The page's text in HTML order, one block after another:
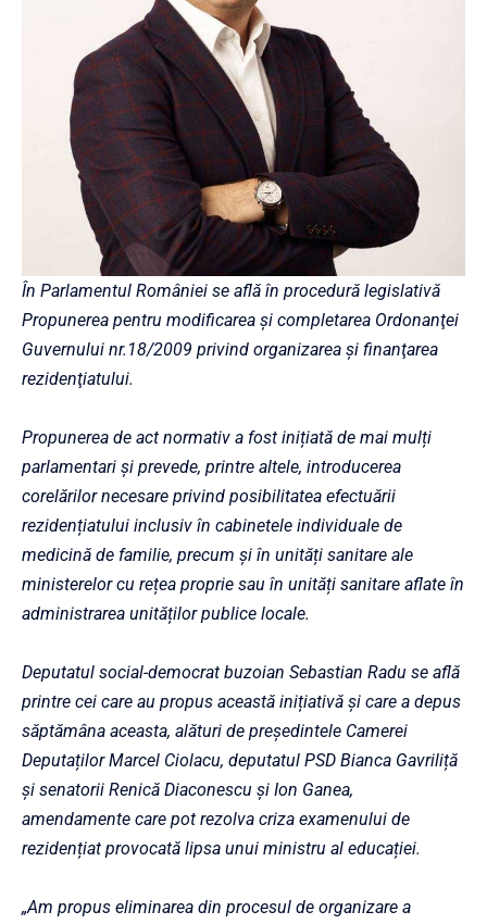
În Parlamentul României se află în procedură legislativă
Propunerea pentru modificarea şi completarea Ordonanţei
Guvernului nr.18/2009 privind organizarea şi finanţarea
rezidenţiatului.
Propunerea de act normativ a fost inițiată de mai mulți
parlamentari și prevede, printre altele, introducerea
corelărilor necesare privind posibilitatea efectuării
rezidențiatului inclusiv în cabinetele individuale de
medicină de familie, precum și în unități sanitare ale
ministerelor cu rețea proprie sau în unități sanitare aflate în
administrarea unităților publice locale.
Deputatul social-democrat buzoian Sebastian Radu se află
printre cei care au propus această inițiativă și care a depus
săptămâna aceasta, alături de președintele Camerei
Deputaților Marcel Ciolacu, deputatul PSD Bianca Gavriliță
și senatorii Renică Diaconescu și Ion Ganea,
amendamente care pot rezolva criza examenului de
rezidențiat provocată lipsa unui ministru al educației.
„Am propus eliminarea din procesul de organizare a